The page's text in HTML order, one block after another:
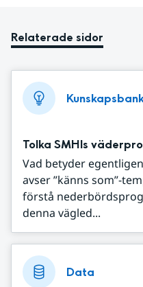
Relaterade sidor
Tolka SMHIs
Vad betyder
avser ”känns som”-
förstå
denna vägled...
Data